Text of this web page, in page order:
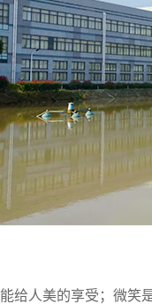
给人美的享受；微笑